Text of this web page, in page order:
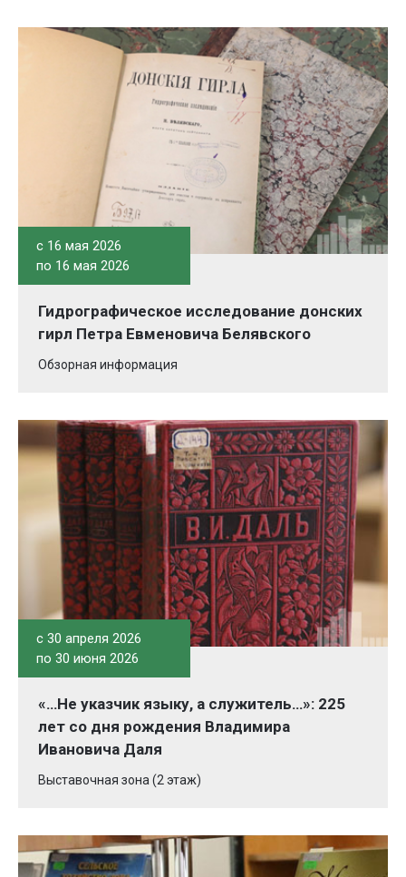
c 16 мая 2026
по 16 мая 2026
Гидрографическое исследование донских
гирл Петра Евменовича Белявского
Обзорная информация
c 30 апреля 2026
по 30 июня 2026
«…Не указчик языку, а служитель…»: 225
лет со дня рождения Владимира
Ивановича Даля
Выставочная зона (2 этаж)